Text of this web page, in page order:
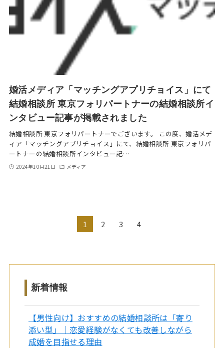
婚活メディア「マッチングアプリチョイス」にて
結婚相談所 東京フォリパートナーの結婚相談所イ
ンタビュー記事が掲載されました
結婚相談所 東京フォリパートナーでございます。 この度、婚活メデ
ィア「マッチングアプリチョイス」にて、結婚相談所 東京フォリパ
ートナーの結婚相談所インタビュー記…
2024年10月21日 メディア
1 2 3 4
新着情報
【男性向け】おすすめの結婚相談所は「寄り
添い型」｜恋愛経験がなくても改善しながら
成婚を目指せる理由